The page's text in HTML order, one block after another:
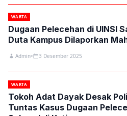
WARTA
Dugaan Pelecehan di UINSI
Duta Kampus Dilaporkan
Admin 3 Desember 2025
WARTA
Tokoh Adat Dayak Desak
Tuntas Kasus Dugaan